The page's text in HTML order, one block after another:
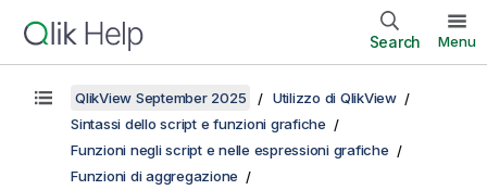
Search Menu
QlikView September 2025
Utilizzo di QlikView
Sintassi dello script e funzioni grafiche
Funzioni negli script e nelle espressioni grafiche
Funzioni di aggregazione